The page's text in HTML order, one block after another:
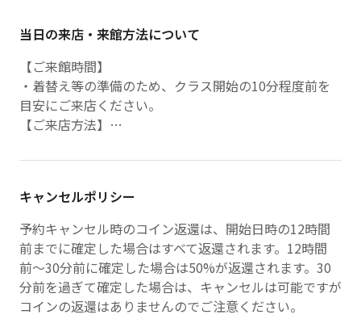
当日の来店・来館方法について
【ご来館時間】
・着替え等の準備のため、クラス開始の10分程度前を
目安にご来店ください。
【ご来店方法】
声がけください。
〜遅れてきた際の対応について〜
・当日、レッスンに遅れる場合は「03-5348-3092」 へ
ご連絡ください
キャンセルポリシー
予約キャンセル時のコイン返還は、開始日時の12時間
前までに確定した場合はすべて返還されます。12時間
前〜30分前に確定した場合は50%が返還されます。30
分前を過ぎて確定した場合は、キャンセルは可能ですが
コインの返還はありませんのでご注意ください。